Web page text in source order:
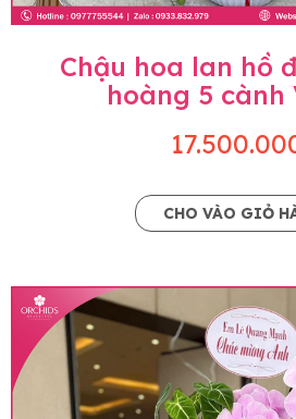
Chậu hoa lan hồ
hoàng 5 cành
CHO VÀO GIỎ